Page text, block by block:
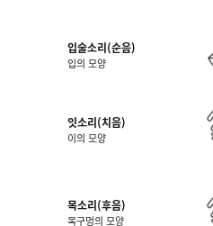
입술소리(순음)
입의 모양
잇소리(치음)
이의 모양
목소리(후음)
목구멍의 모양